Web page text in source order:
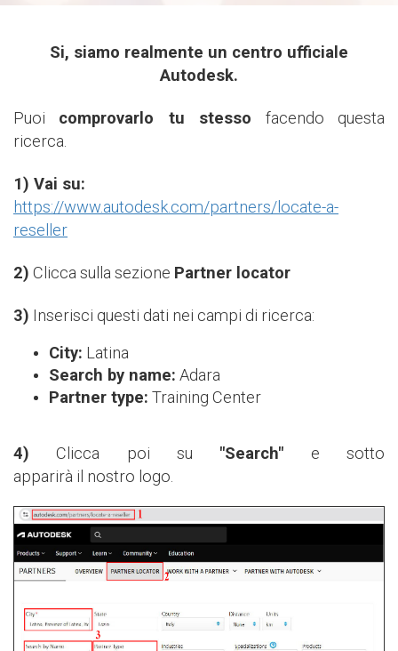
Si, siamo realmente un centro ufficiale
Autodesk.
Puoi comprovarlo tu stesso facendo questa
ricerca.
1) Vai su:
https://www.autodesk.com/partners/locate-a-
reseller
2) Clicca sulla sezione Partner locator
3) Inserisci questi dati nei campi di ricerca:
City: Latina
Search by name: Adara
Partner type: Training Center
4) Clicca poi su "Search" e sotto
apparirà il nostro logo.